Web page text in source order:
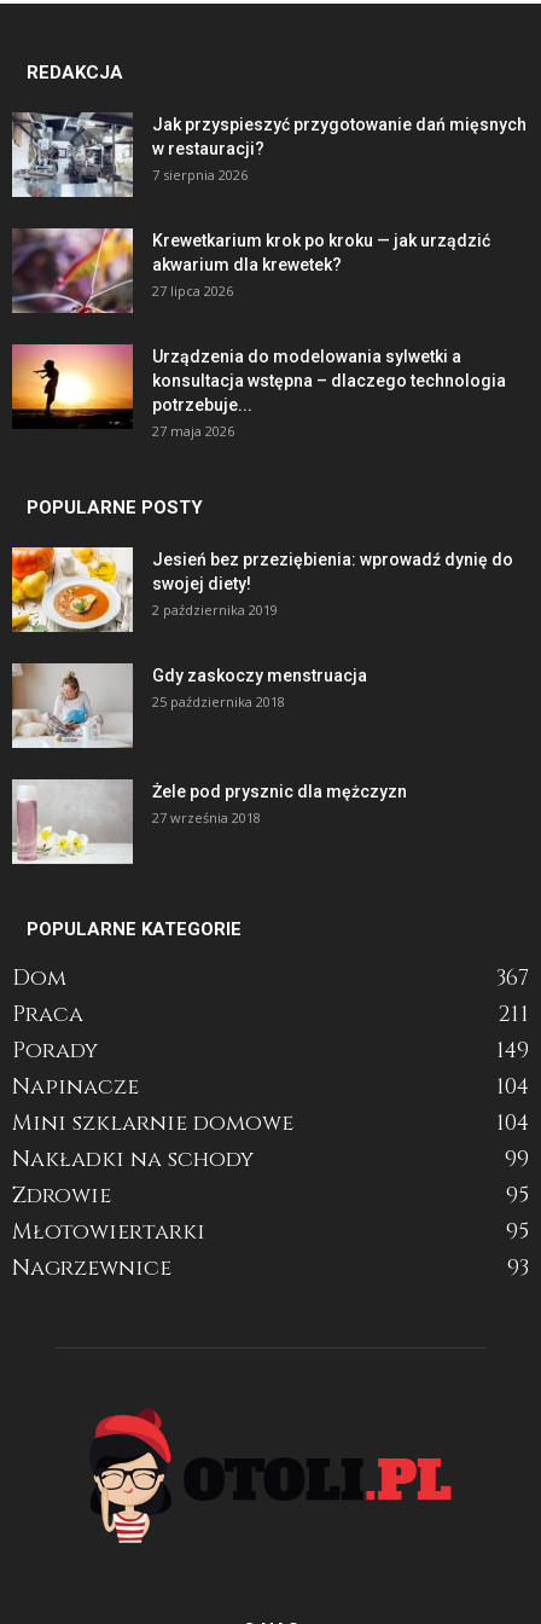
REDAKCJA
Jak przyspieszyć przygotowanie dań mięsnych
w restauracji?
7 sierpnia 2026
Krewetkarium krok po kroku — jak urządzić
akwarium dla krewetek?
27 lipca 2026
Urządzenia do modelowania sylwetki a
konsultacja wstępna – dlaczego technologia
potrzebuje...
27 maja 2026
POPULARNE POSTY
Jesień bez przeziębienia: wprowadź dynię do
swojej diety!
2 października 2019
Gdy zaskoczy menstruacja
25 października 2018
Żele pod prysznic dla mężczyzn
27 września 2018
POPULARNE KATEGORIE
Dom
367
Praca
211
Porady
149
Napinacze
104
Mini szklarnie domowe
104
Nakładki na schody
99
Zdrowie
95
Młotowiertarki
95
Nagrzewnice
93